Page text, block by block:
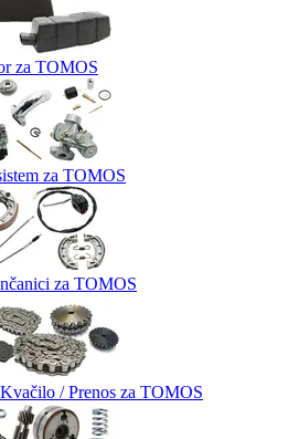
za TOMOS
za TOMOS
za TOMOS
/ Prenos za TOMOS